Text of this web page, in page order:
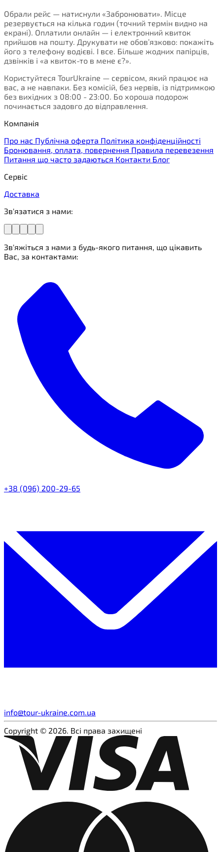
Обрали рейс — натиснули «Забронювати». Місце
резервується на кілька годин (точний термін видно на
екрані). Оплатили онлайн — і електронний квиток
прийшов на пошту. Друкувати не обов’язково: покажіть
його з телефону водієві. І все. Більше жодних папірців,
дзвінків і «а квиток-то в мене є?».
Користуйтеся TourUkraine — сервісом, який працює на
вас, а не навпаки. Без комісій, без нервів, із підтримкою
без вихідних з 08:00 - 23:00. Бо хороша подорож
починається задовго до відправлення.
Компанія
Про нас Публічна оферта Політика конфіденційності
Бронювання, оплата, повернення Правила перевезення
Питання що часто задаються Контакти Блог
Сервіс
Доставка
Зв'язатися з нами:
Зв'яжіться з нами з будь-якого питання, що цікавить
Вас, за контактами:
+38 (096) 200-29-65
info@tour-ukraine.com.ua
Copyright © 2026. Всі права захищені